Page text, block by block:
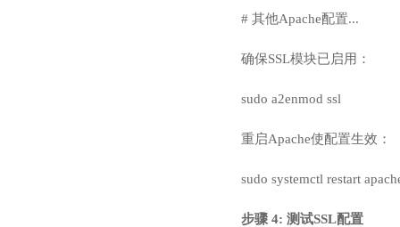
# 其他Apache配置...
确保SSL模块已启用：
sudo a2enmod ssl
重启Apache使配置生效：
sudo systemctl restart
步骤 4: 测试SSL配置